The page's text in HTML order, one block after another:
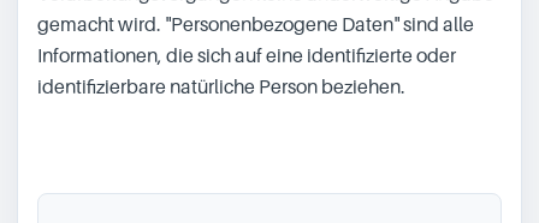
gemacht wird. "Personenbezogene Daten" sind alle
Informationen, die sich auf eine identifizierte oder
identifizierbare natürliche Person beziehen.